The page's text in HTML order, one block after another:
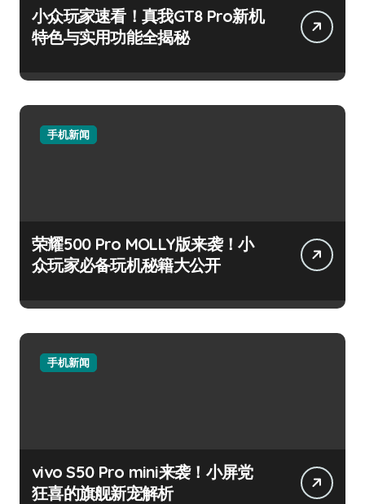
小众玩家速看！真我GT8 Pro新机
特色与实用功能全揭秘
手机新闻
荣耀500 Pro MOLLY版来袭！小
众玩家必备玩机秘籍大公开
手机新闻
vivo S50 Pro mini来袭！小屏党
狂喜的旗舰新宠解析